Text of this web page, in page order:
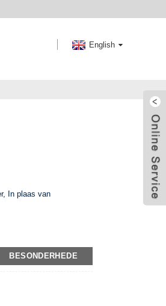
English
In plaas van
BESONDERHEDE